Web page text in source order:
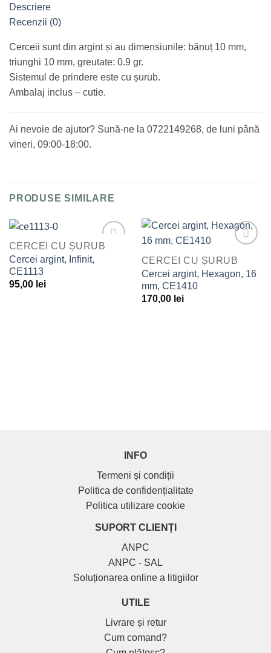
Descriere
Recenzii (0)
Cerceii sunt din argint și au dimensiunile: bănuț 10 mm,
triunghi 10 mm, greutate: 0.9 gr.
Sistemul de prindere este cu șurub.
Ambalaj inclus – cutie.
Ai nevoie de ajutor? Sună-ne la 0722149268, de luni până
vineri, 09:00-18:00.
PRODUSE SIMILARE
CERCEI CU ȘURUB
Cercei argint, Infinit,
CE1113
95,00 lei
Adaugă
Favorite
CERCEI CU ȘURUB
Cercei argint, Hexagon, 16
mm, CE1410
170,00 lei
INFO
Termeni și condiții
Politica de confidențialitate
Politica utilizare cookie
SUPORT CLIENȚI
ANPC
ANPC - SAL
Soluționarea online a litigiilor
UTILE
Livrare și retur
Cum comand?